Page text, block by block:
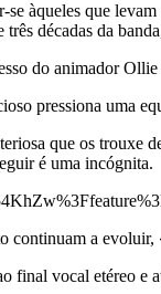
àqueles que
três décadas da
do animador
pressiona uma
que os trouxe
é uma incógnita.
a
final vocal etéreo e